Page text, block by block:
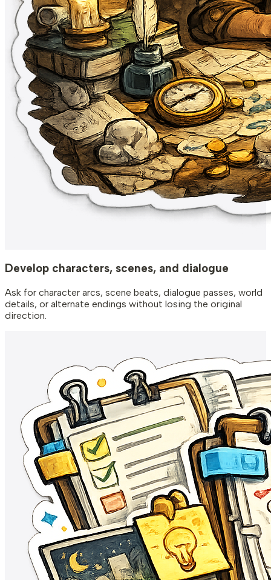
Develop characters, scenes, and dialogue
Ask for character arcs, scene beats, dialogue passes, world
details, or alternate endings without losing the original
direction.